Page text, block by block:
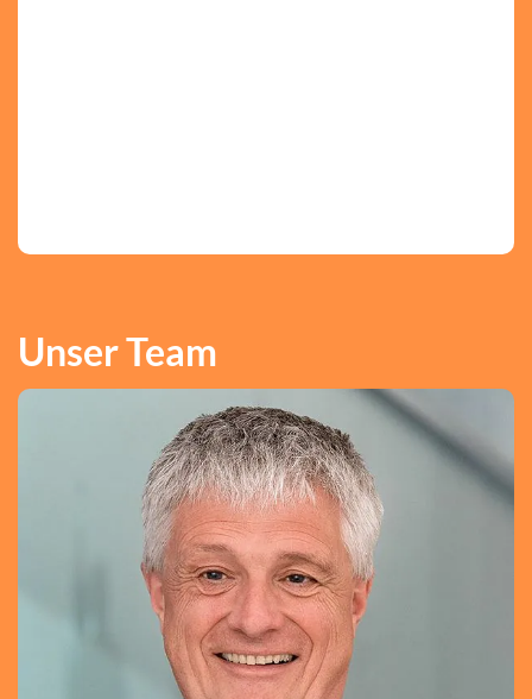
Unser Team